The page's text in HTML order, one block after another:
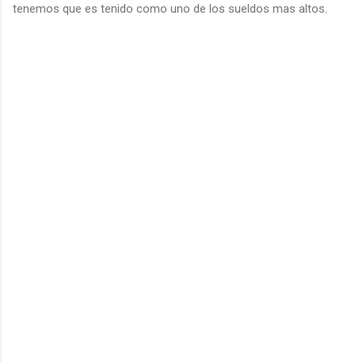
tenemos que es tenido como uno de los sueldos mas altos.